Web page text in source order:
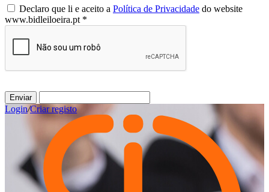
Declaro que li e aceito a Política de Privacidade do website
www.bidleiloeira.pt *
Enviar
Login/Criar registo